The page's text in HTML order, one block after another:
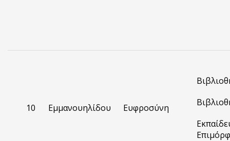
10 Εμμανουηλίδου Ευφροσύνη